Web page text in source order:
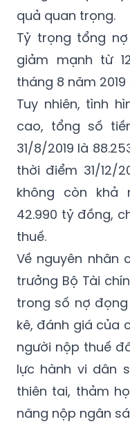
quả quan trọng.
Tỷ trọng tổng
giảm mạnh từ
tháng 8 năm
Tuy nhiên, tình
cao, tổng số
31/8/2019 là
thời điểm 31/12/
không còn khả
42.990 tỷ đồng,
thuế.
Về nguyên nhân
trưởng Bộ Tài
trong số nợ
kê, đánh giá của
người nộp thuế
lực hành vi dân
thiên tai, thảm
năng nộp ngân